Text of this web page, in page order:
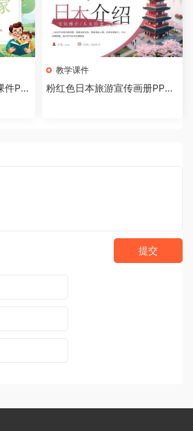
件PP
教学课件
粉红色日本旅游宣传画册PPT
提交